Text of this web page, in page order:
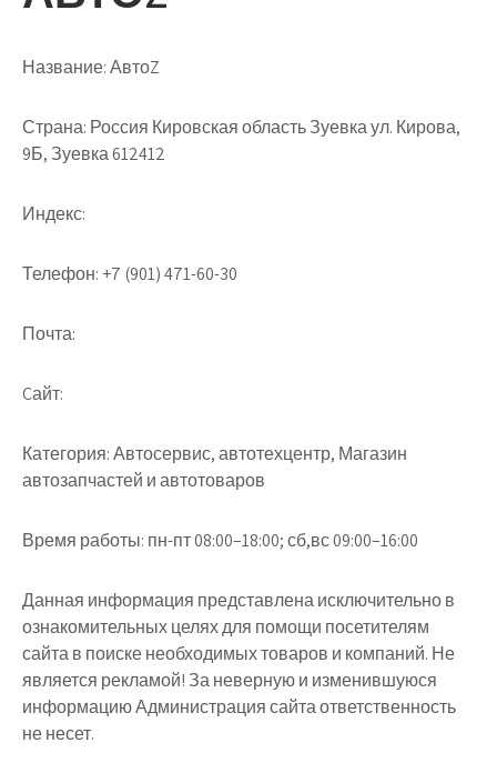
Название:АвтоZ
Страна: Россия Кировская область Зуевка ул. Кирова,
9Б, Зуевка 612412
Индекс:
Телефон: +7 (901) 471-60-30
Почта:
Cайт:
Категория:Автосервис, автотехцентр, Магазин
автозапчастей и автотоваров
Время работы: пн-пт 08:00–18:00; сб,вс 09:00–16:00
Данная информация представлена исключительно в
ознакомительных целях для помощи посетителям
сайта в поиске необходимых товаров и компаний. Не
является рекламой! За неверную и изменившуюся
информацию Администрация сайта ответственность
не несет.